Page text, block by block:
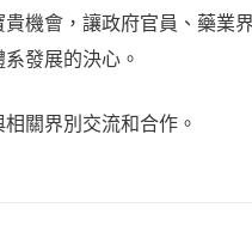
機會，讓政府官員、藥業
發展的決心。
關界別交流和合作。